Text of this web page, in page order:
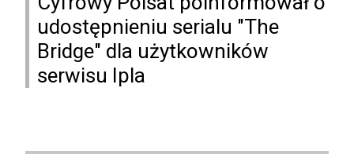
udostępnieniu serialu "The
Bridge" dla użytkowników
serwisu Ipla